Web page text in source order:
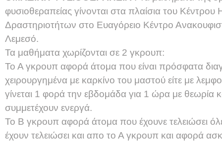
φυσιοθεραπείας γίνονται στα πλαίσια του
Δραστηριοτήτων στο Ευαγόρειο Κέντρο
Λεμεσό.
Τα μαθήματα χωρίζονται σε 2 γκρουπ:
Το Α γκρουπ αφορά άτομα που είναι πρόσφατα
χειρουργημένα με καρκίνο του μαστού είτε με
γίνεται 1 φορά την εβδομάδα για 1 ώρα με θεωρία
συμμετέχουν ενεργά.
Το Β γκρουπ αφορά άτομα που έχουνε τελειώσει
έχουν τελειώσει και απο το Α γκρουπ και αφορά